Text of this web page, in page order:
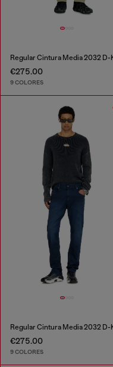
€275.00
9 COLORES
€275.00
9 COLORES